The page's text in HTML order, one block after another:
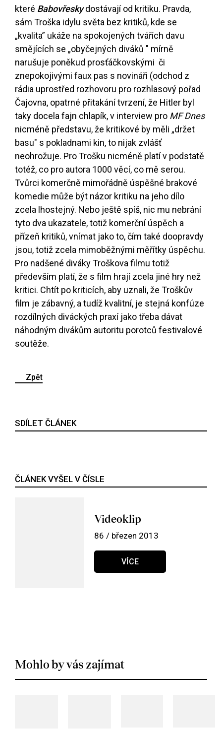
které Babovřesky dostávají od kritiku. Pravda,
sám Troška idylu světa bez kritiků, kde se
„kvalita” ukáže na spokojených tvářích davu
smějících se „obyčejných diváků " mírně
narušuje poněkud prosťáčkovskými či
znepokojivými faux pas s novináři (odchod z
rádia uprostřed rozhovoru pro rozhlasový pořad
Čajovna, opatrné přitakání tvrzení, že Hitler byl
taky docela fajn chlapík, v interview pro MF Dnes
nicméně představu, že kritikové by měli „držet
basu" s pokladnami kin, to nijak zvlášť
neohrožuje. Pro Trošku nicméně platí v podstatě
totéž, co pro autora 1000 věcí, co mě serou.
Tvůrci komerčně mimořádně úspěšné brakové
komedie může být názor kritiku na jeho dílo
zcela lhostejný. Nebo ještě spíš, nic mu nebrání
tyto dva ukazatele, totiž komerční úspěch a
přízeň kritiků, vnímat jako to, čím také doopravdy
jsou, totiž zcela mimoběžnými měřítky úspěchu.
Pro nadšené diváky Troškova filmu totiž
především platí, že s film hrají zcela jiné hry než
kritici. Chtít po kriticích, aby uznali, že Troškův
film je zábavný, a tudíž kvalitní, je stejná konfúze
rozdílných diváckých praxí jako třeba dávat
náhodným divákům autoritu porotců festivalové
soutěže.
Zpět
SDÍLET ČLÁNEK
ČLÁNEK VYŠEL V ČÍSLE
Videoklip
86 / březen 2013
VÍCE
Mohlo by vás zajímat